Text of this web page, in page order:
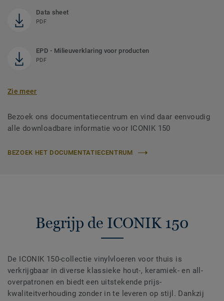
Data sheet
PDF
EPD - Milieuverklaring voor producten
PDF
Zie meer
Bezoek ons documentatiecentrum en vind daar eenvoudig
alle downloadbare informatie voor ICONIK 150
BEZOEK HET DOCUMENTATIECENTRUM
Begrijp de ICONIK 150
De ICONIK 150-collectie vinylvloeren voor thuis is
verkrijgbaar in diverse klassieke hout-, keramiek- en all-
overpatronen en biedt een uitstekende prijs-
kwaliteitverhouding zonder in te leveren op stijl. Dankzij